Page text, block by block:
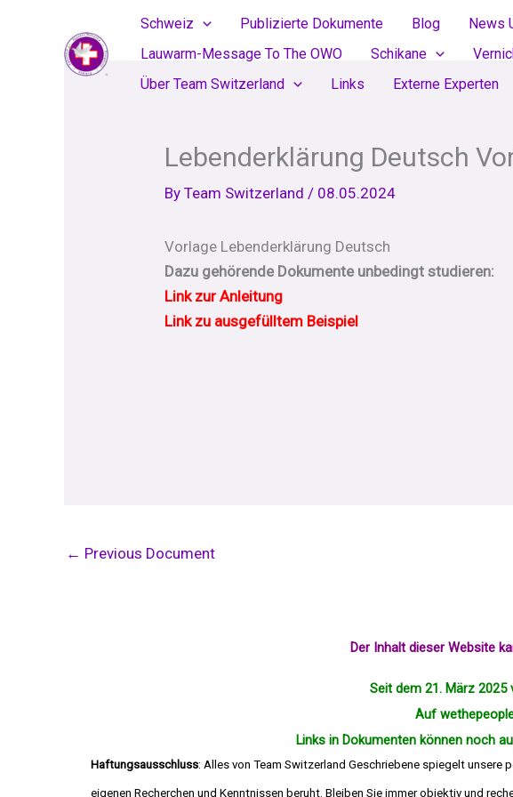
Schweiz Publizierte Dokumente Blog News
Lauwarm-Message To The OWO
Schikane
Über Team Switzerland
Links Externe Experten
Lebenderklärung Deutsch
ByTeam Switzerland / 08.05.2024
Vorlage Lebenderklärung Deutsch
Dazu gehörende Dokumente unbedingt studieren:
Link zur Anleitung
Link zu ausgefülltem Beispiel
← Previous Document
Der Inhalt dieser Website
Seit dem 21. März
Auf
Links in Dokumenten können noch
Haftungsausschluss: Alles von Team Switzerland Geschriebene spiegelt unsere
eigenen Recherchen und Kenntnissen beruht. Bleiben Sie immer objektiv und